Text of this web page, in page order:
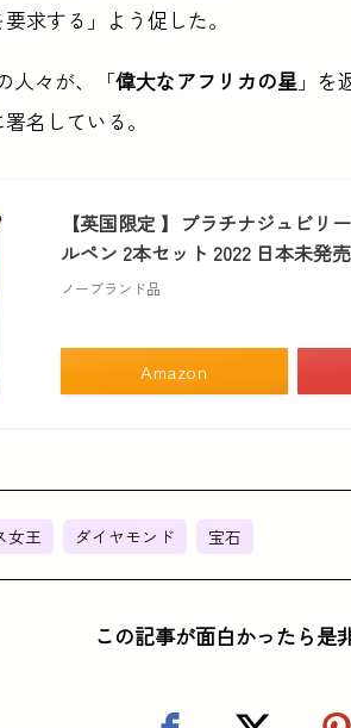
求する」よう促した。
人々が、「偉大なアフリカの星 」を
名している。
【英国限定 】プラチナジュビリ
ルペン 2本セット 2022 日本未発売
ノーブランド品
Amazon
女王 ダイヤモンド 宝石
この記事が面白かったら是